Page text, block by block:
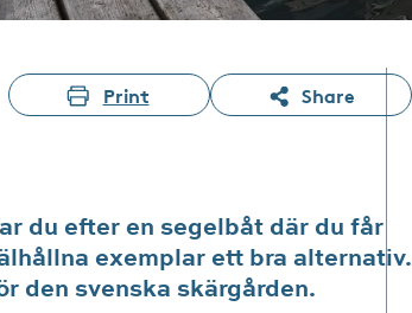
Print Share
du efter en segelbåt där du får
exemplar ett bra alternativ.
den svenska skärgården.